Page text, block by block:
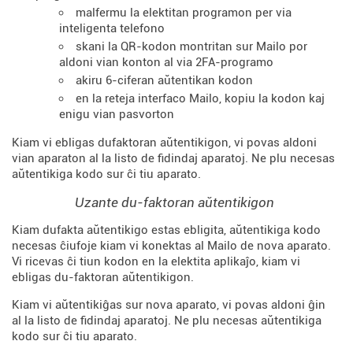
malfermu la elektitan programon per via
inteligenta telefono
skani la QR-kodon montritan sur Mailo por
aldoni vian konton al via 2FA-programo
akiru 6-ciferan aŭtentikan kodon
en la reteja interfaco Mailo, kopiu la kodon kaj
enigu vian pasvorton
Kiam vi ebligas dufaktoran aŭtentikigon, vi povas aldoni
vian aparaton al la listo de fidindaj aparatoj. Ne plu necesas
aŭtentikiga kodo sur ĉi tiu aparato.
Uzante du-faktoran aŭtentikigon
Kiam dufakta aŭtentikigo estas ebligita, aŭtentikiga kodo
necesas ĉiufoje kiam vi konektas al Mailo de nova aparato.
Vi ricevas ĉi tiun kodon en la elektita aplikaĵo, kiam vi
ebligas du-faktoran aŭtentikigon.
Kiam vi aŭtentikiĝas sur nova aparato, vi povas aldoni ĝin
al la listo de fidindaj aparatoj. Ne plu necesas aŭtentikiga
kodo sur ĉi tiu aparato.